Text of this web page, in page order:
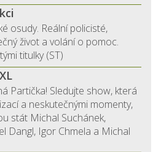
osudy. Reální policisté,
život a volání o pomoc.
titulky (ST)
Partička! Sledujte show, která
a neskutečnými momenty,
stát Michal Suchánek,
Dangl, Igor Chmela a Michal